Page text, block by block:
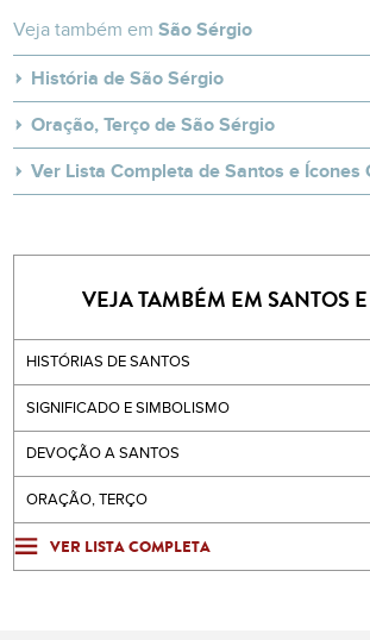
Veja também emSão Sérgio
História de São Sérgio
Oração, Terço de São Sérgio
Ver Lista Completa de Santos e Ícones
VEJA TAMBÉM EM SANTOS
HISTÓRIAS DE SANTOS
SIGNIFICADO E SIMBOLISMO
DEVOÇÃO A SANTOS
ORAÇÃO, TERÇO
VER LISTA COMPLETA